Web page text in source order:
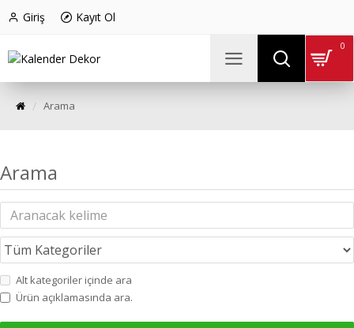
Giriş Kayıt Ol
0
Arama
Arama
Alt kategoriler içinde ara
Ürün açıklamasında ara.